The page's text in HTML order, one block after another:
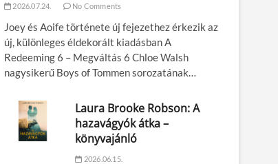
2026.07.24. No Comments
Joey és Aoife története új fejezethez érkezik az
új, különleges éldekorált kiadásban A
Redeeming 6 – Megváltás 6 Chloe Walsh
nagysikerű Boys of Tommen sorozatának…
Laura Brooke Robson: A
hazavágyók átka –
könyvajánló
2026.06.15.